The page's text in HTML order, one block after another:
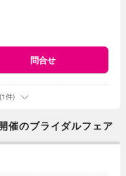
問合せ
件)
のブライダルフェア